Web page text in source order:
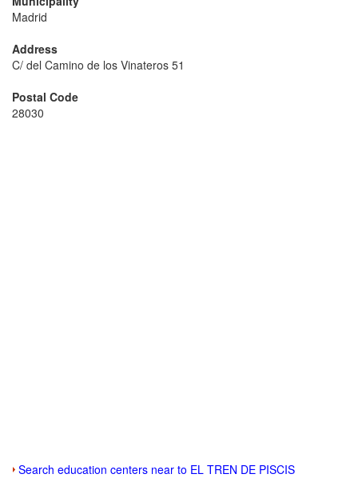
Madrid
Address
C/ del Camino de los Vinateros 51
Postal Code
28030
Search education centers near to EL TREN DE PISCIS